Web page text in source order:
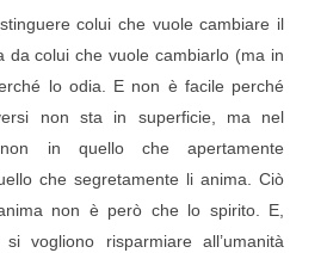
colui che vuole cambiare il
da colui che vuole cambiarlo (ma in
lo odia. E non è facile perché
non sta in superficie, ma nel
in quello che apertamente
che segretamente li anima. Ciò
non è però che lo spirito. E,
vogliono risparmiare all’umanità